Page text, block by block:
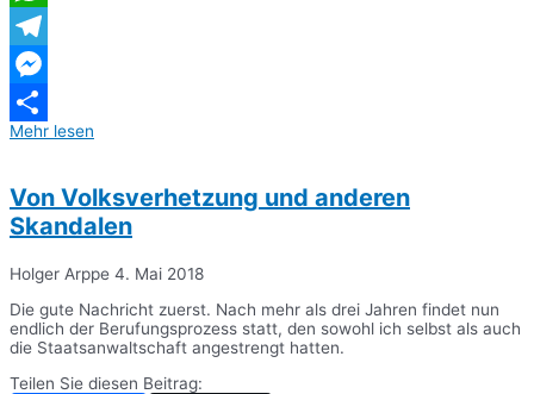
WhatsApp
Telegram
Messenger
Teilen
Mehr lesen
Von Volksverhetzung und anderen
Skandalen
Holger Arppe 4. Mai 2018
Die gute Nachricht zuerst. Nach mehr als drei Jahren findet nun
endlich der Berufungsprozess statt, den sowohl ich selbst als auch
die Staatsanwaltschaft angestrengt hatten.
Teilen Sie diesen Beitrag: